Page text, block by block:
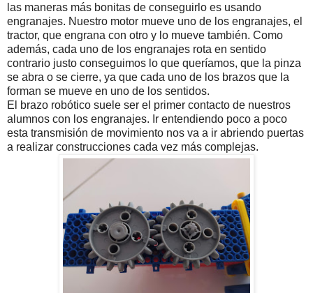
las maneras más bonitas de conseguirlo es usando
engranajes. Nuestro motor mueve uno de los engranajes, el
tractor, que engrana con otro y lo mueve también. Como
además, cada uno de los engranajes rota en sentido
contrario justo conseguimos lo que queríamos, que la pinza
se abra o se cierre, ya que cada uno de los brazos que la
forman se mueve en uno de los sentidos.
El brazo robótico suele ser el primer contacto de nuestros
alumnos con los engranajes. Ir entendiendo poco a poco
esta transmisión de movimiento nos va a ir abriendo puertas
a realizar construcciones cada vez más complejas.